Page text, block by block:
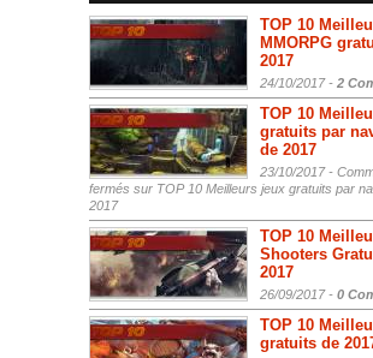
TOP 10
MMORPG
2017
24/10/2017 - 2
TOP 10
gratuits par
de 2017
23/10/2017 -
fermés sur TOP 10 Meilleurs jeux gratuits par
2017
TOP 10
Shooters
2017
26/09/2017 - 0
TOP 10
gratuits de